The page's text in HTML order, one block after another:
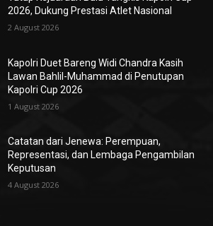
2026, Dukung Prestasi Atlet Nasional
2 August 2026
Kapolri Duet Bareng Widi Chandra Kasih
Lawan Bahlil-Muhammad di Penutupan
Kapolri Cup 2026
1 August 2026
Catatan dari Jenewa: Perempuan,
Representasi, dan Lembaga Pengambilan
Keputusan
4 August 2026